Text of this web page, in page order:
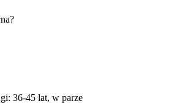
36-45 lat, w parze